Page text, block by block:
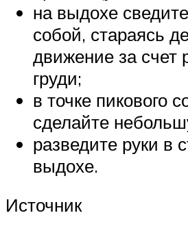
на выдохе
собой, стараясь
движение за
груди;
в точке пикового
сделайте
разведите руки в
выдохе.
Источник